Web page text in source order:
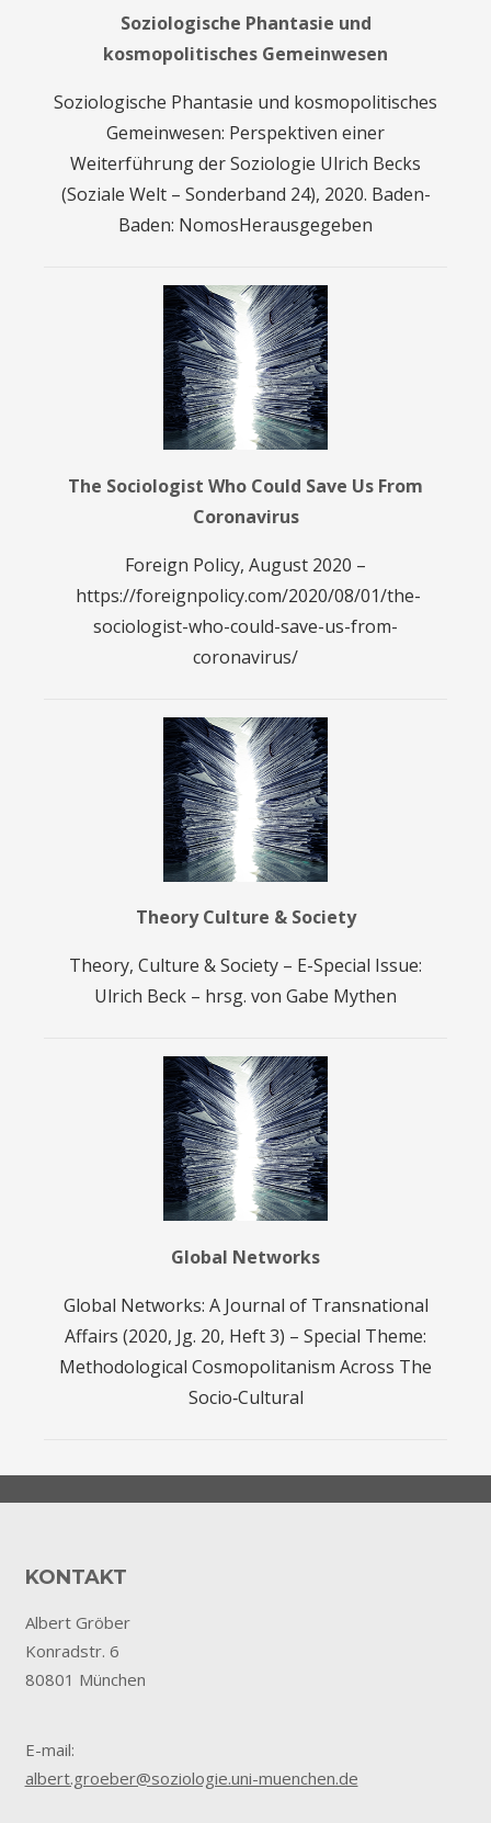
Soziologische Phantasie und
kosmopolitisches Gemeinwesen
Soziologische Phantasie und kosmopolitisches
Gemeinwesen: Perspektiven einer
Weiterführung der Soziologie Ulrich Becks
(Soziale Welt – Sonderband 24), 2020. Baden-
Baden: NomosHerausgegeben
The Sociologist Who Could Save Us From
Coronavirus
Foreign Policy, August 2020 –
https://foreignpolicy.com/2020/08/01/the-
sociologist-who-could-save-us-from-
coronavirus/
Theory Culture & Society
Theory, Culture & Society – E-Special Issue:
Ulrich Beck – hrsg. von Gabe Mythen
Global Networks
Global Networks: A Journal of Transnational
Affairs (2020, Jg. 20, Heft 3) – Special Theme:
Methodological Cosmopolitanism Across The
Socio‐Cultural
KONTAKT
Albert Gröber
Konradstr. 6
80801 München
E-mail:
albert.groeber@soziologie.uni-muenchen.de